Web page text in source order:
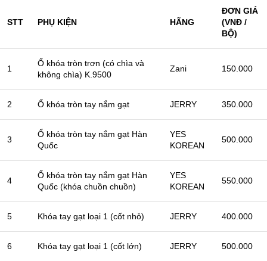
STT PHỤ KIỆN HÃNG
ĐƠN GIÁ
(VNĐ /
BỘ)
1
Ổ khóa tròn trơn (có chìa và
không chìa) K.9500
Zani 150.000
2 Ổ khóa tròn tay nắm gạt JERRY 350.000
3
Ổ khóa tròn tay nắm gạt Hàn
Quốc
YES
KOREAN
500.000
4
Ổ khóa tròn tay nắm gạt Hàn
Quốc (khóa chuồn chuồn)
YES
KOREAN
550.000
5 Khóa tay gạt loại 1 (cốt nhỏ) JERRY 400.000
6 Khóa tay gạt loại 1 (cốt lớn) JERRY 500.000